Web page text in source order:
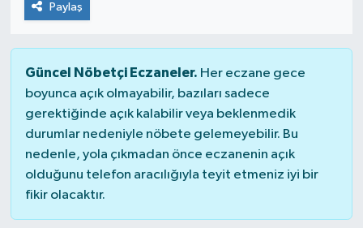
Paylaş
Güncel Nöbetçi Eczaneler. Her eczane gece
boyunca açık olmayabilir, bazıları sadece
gerektiğinde açık kalabilir veya beklenmedik
durumlar nedeniyle nöbete gelemeyebilir. Bu
nedenle, yola çıkmadan önce eczanenin açık
olduğunu telefon aracılığıyla teyit etmeniz iyi bir
fikir olacaktır.
Özel Haber
Sağlık
Siyaset
Spor
Teknoloji